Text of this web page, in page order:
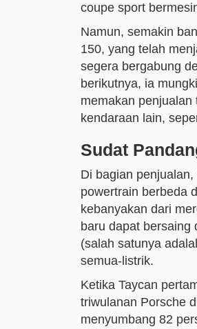
coupe sport
Namun, semakin
150, yang telah
segera bergabung
berikutnya, ia
memakan
kendaraan lain,
Sudat
Di bagian
powertrain berbeda
kebanyakan dari
baru dapat bersaing
(salah satunya
semua-listrik.
Ketika Taycan
triwulanan Porsche
menyumbang 82